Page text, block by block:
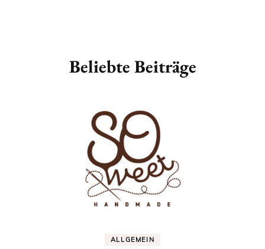
Beliebte Beiträge
ALLGEMEIN